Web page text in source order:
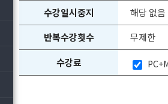
수강일시중지
해당 없음
반복수강횟수
무제한
수강료